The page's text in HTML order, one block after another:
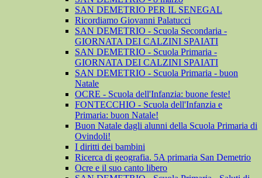
SAN DEMETRIO PER IL SENEGAL
Ricordiamo Giovanni Palatucci
SAN DEMETRIO - Scuola Secondaria -
GIORNATA DEI CALZINI SPAIATI
SAN DEMETRIO - Scuola Primaria -
GIORNATA DEI CALZINI SPAIATI
SAN DEMETRIO - Scuola Primaria - buon
Natale
OCRE - Scuola dell'Infanzia: buone feste!
FONTECCHIO - Scuola dell'Infanzia e
Primaria: buon Natale!
Buon Natale dagli alunni della Scuola Primaria di
Ovindoli!
I diritti dei bambini
Ricerca di geografia. 5A primaria San Demetrio
Ocre e il suo canto libero